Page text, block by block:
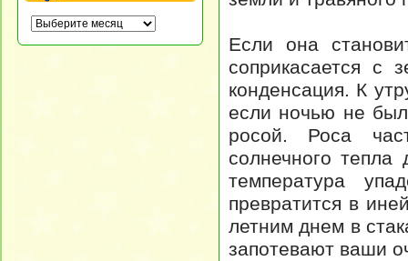
Если она
соприкасается с
конденсация. К
если ночью не
росой. Роса
солнечного
температура
превратится в
летним днем в
запотевают ваши